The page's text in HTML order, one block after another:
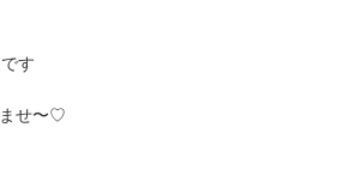
す
せ〜♡